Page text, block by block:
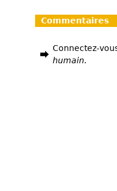
Commentaires
Connectez-
humain.